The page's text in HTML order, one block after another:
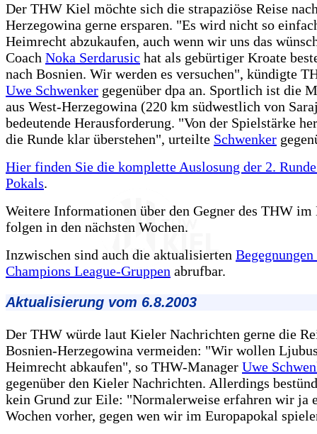
Der THW Kiel möchte sich die strapaziöse Reise
Herzegowina gerne ersparen. "Es wird nicht so
Heimrecht abzukaufen, auch wenn wir uns das
Coach Noka Serdarusic hat als gebürtiger Kroate
nach Bosnien. Wir werden es versuchen", kündigte
Uwe Schwenker gegenüber dpa an. Sportlich ist die
aus West-Herzegowina (220 km südwestlich von
bedeutende Herausforderung. "Von der Spielstärke
die Runde klar überstehen", urteilte Schwenker
Hier finden Sie die komplette Auslosung der 2.
Pokals.
Weitere Informationen über den Gegner des THW im
folgen in den nächsten Wochen.
Inzwischen sind auch die aktualisierten Begegnungen
Champions League-Gruppen abrufbar.
Aktualisierung vom 6.8.2003
Der THW würde laut Kieler Nachrichten gerne die
Bosnien-Herzegowina vermeiden: "Wir wollen
Heimrecht abkaufen", so THW-Manager Uwe
gegenüber den Kieler Nachrichten. Allerdings
kein Grund zur Eile: "Normalerweise erfahren wir ja
Wochen vorher, gegen wen wir im Europapokal